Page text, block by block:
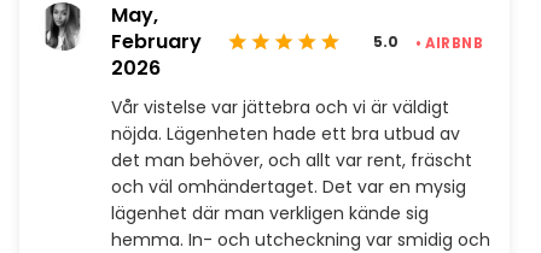
May,
February
2026
5.0 • AIRBNB
Vår vistelse var jättebra och vi är väldigt
nöjda. Lägenheten hade ett bra utbud av
det man behöver, och allt var rent, fräscht
och väl omhändertaget. Det var en mysig
lägenhet där man verkligen kände sig
hemma. In- och utcheckning var smidig och